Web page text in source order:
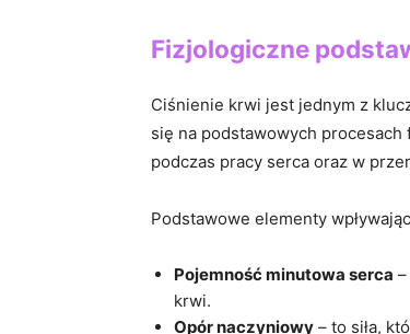
Fizjologiczne
Ciśnienie krwi jest jednym z
się na podstawowych
podczas pracy serca oraz w
Podstawowe elementy
Pojemność minutowa serca
krwi.
Opór naczyniowy – to siła,